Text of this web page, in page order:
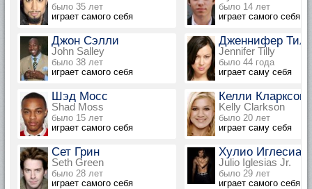
было 35 лет
играет самого себя
было 14 лет
играет самого себя
Джон Сэлли
John Salley
было 38 лет
играет самого себя
Дженнифер
Jennifer Tilly
было 44 года
играет саму себя
Шэд Мосс
Shad Moss
было 15 лет
играет самого себя
Келли Кларксон
Kelly Clarkson
было 20 лет
играет саму себя
Сет Грин
Seth Green
было 28 лет
играет самого себя
Хулио
Julio Iglesias Jr.
было 29 лет
играет самого себя